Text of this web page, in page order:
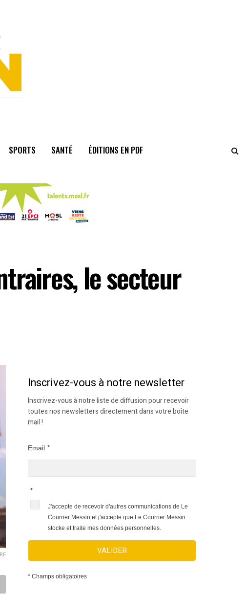
SPORTS SANTÉ ÉDITIONS EN PDF
le secteur
Inscrivez-vous à notre newsletter
Inscrivez-vous à notre liste de diffusion pour recevoir
toutes nos newsletters directement dans votre boîte
mail !
Email *
*
J'accepte de recevoir d'autres communications de Le
Courrier Messin et j'accepte que Le Courrier Messin
stocke et traite mes données personnelles.
VALIDER
* Champs obligatoires